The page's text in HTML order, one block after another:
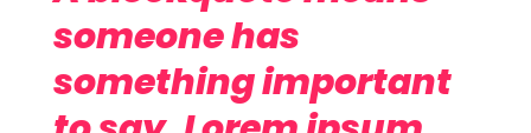
someone has
something important